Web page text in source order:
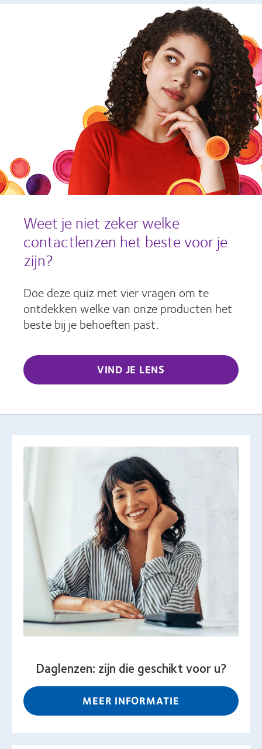
Weet je niet zeker welke
contactlenzen het beste voor je
zijn?
Doe deze quiz met vier vragen om te
ontdekken welke van onze producten het
beste bij je behoeften past.
VIND JE LENS
Daglenzen: zijn die geschikt voor u?
MEER INFORMATIE